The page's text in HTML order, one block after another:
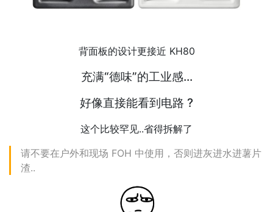
背面板的设计更接近 KH80
充满“德味”的工业感...
好像直接能看到电路 ?
这个比较罕见..省得拆解了
请不要在户外和现场 FOH 中使用，否则进灰进水进薯片
渣..